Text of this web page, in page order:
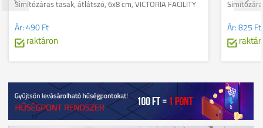
Simítózáras tasak, átlátszó, 6x8 cm, VICTORIA FACILITY
Ár: 490 Ft
raktáron
Ár: 825 Ft